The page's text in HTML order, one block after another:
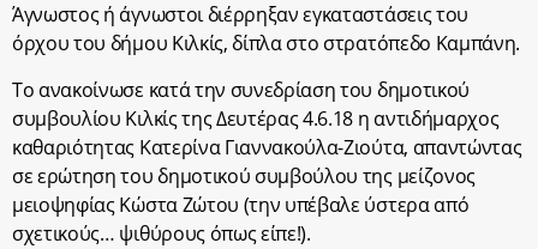
Άγνωστος ή άγνωστοι διέρρηξαν εγκαταστάσεις του
όρχου του δήμου Κιλκίς, δίπλα στο στρατόπεδο Καμπάνη.
Το ανακοίνωσε κατά την συνεδρίαση του δημοτικού
συμβουλίου Κιλκίς της Δευτέρας 4.6.18 η αντιδήμαρχος
καθαριότητας Κατερίνα Γιαννακούλα-Ζιούτα, απαντώντας
σε ερώτηση του δημοτικού συμβούλου της μείζονος
μειοψηφίας Κώστα Ζώτου (την υπέβαλε ύστερα από
σχετικούς… ψιθύρους όπως είπε!).